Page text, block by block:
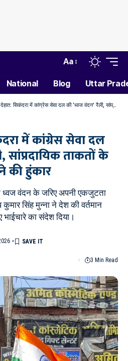
Aa
National Blog Uttar
सिकंदरा में कांग्रेस सेवा दल की ‘ध्वज वंदन’ रैली, सांप्रदायिक ताकतों के खिलाफ एकजुट होने की हुंकार
में कांग्रेस सेवा दल
सांप्रदायिक ताकतों के
की हुंकार
ध्वज वंदन के जरिए अपनी एकजुटता
सिंह मुन्ना ने देश की वर्तमान
भाईचारे का संदेश दिया।
3 Min Read